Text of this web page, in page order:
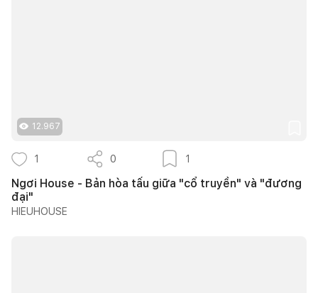
12.967
1 0 1
Ngơi House - Bản hòa tấu giữa "cổ truyền" và "đương
đại"
HIEUHOUSE